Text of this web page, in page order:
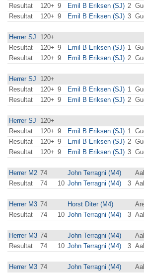
Resultat
120+ 9 Emil B Eriksen (SJ) 2
Resultat
120+ 9 Emil B Eriksen (SJ) 3
Herrer SJ 120+
Resultat
120+ 9 Emil B Eriksen (SJ) 1
Resultat
120+ 9 Emil B Eriksen (SJ) 2
Herrer SJ 120+
Resultat
120+ 9 Emil B Eriksen (SJ) 1
Resultat
120+ 9 Emil B Eriksen (SJ) 2
Herrer SJ 120+
Resultat
120+ 9 Emil B Eriksen (SJ) 1
Resultat
120+ 9 Emil B Eriksen (SJ) 2
Resultat
120+ 9 Emil B Eriksen (SJ) 3
Herrer M2 74 John Terragni (M4)
Resultat
74 10 John Terragni (M4) 3
Herrer M3 74 Horst Diter (M4)
Resultat
74 10 John Terragni (M4) 3
Herrer M3 74 John Terragni (M4)
Resultat
74 10 John Terragni (M4) 3
Herrer M3 74 John Terragni (M4)